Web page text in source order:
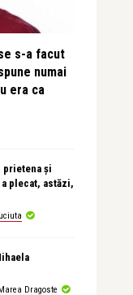
s-a facut
numai
era ca
prietena și
plecat, astăzi,
Dragoste